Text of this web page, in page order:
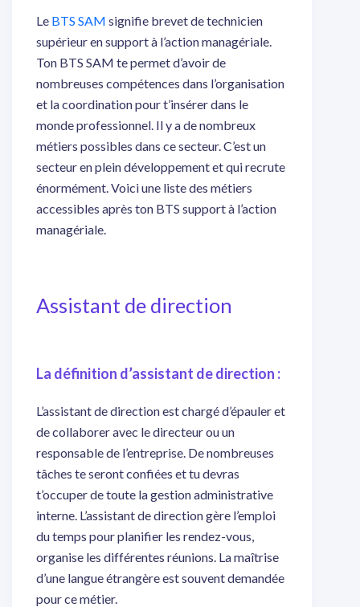
Le BTS SAM signifie brevet de technicien
supérieur en support à l’action managériale.
Ton BTS SAM te permet d’avoir de
nombreuses compétences dans l’organisation
et la coordination pour t’insérer dans le
monde professionnel. Il y a de nombreux
métiers possibles dans ce secteur. C’est un
secteur en plein développement et qui recrute
énormément. Voici une liste des métiers
accessibles après ton BTS support à l’action
managériale.
Assistant de direction
La définition d’assistant de direction :
L’assistant de direction est chargé d’épauler et
de collaborer avec le directeur ou un
responsable de l’entreprise. De nombreuses
tâches te seront confiées et tu devras
t’occuper de toute la gestion administrative
interne. L’assistant de direction gère l’emploi
du temps pour planifier les rendez-vous,
organise les différentes réunions. La maîtrise
d’une langue étrangère est souvent demandée
pour ce métier.